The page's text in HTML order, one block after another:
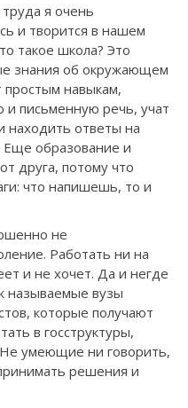
труда я очень
и творится в нашем
такое школа? Это
знания об окружающем
простым навыкам,
и письменную речь, учат
ответы на
образование и
друга, потому что
что напишешь, то и
не
Работать ни на
и не хочет. Да и негде
называемые вузы
которые получают
в госструктуры,
умеющие ни говорить,
решения и